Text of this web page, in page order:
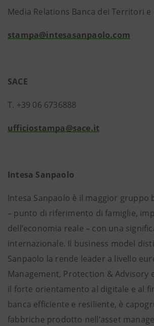
Media Relations Banca dei Territori e
stampa@intesasanpaolo.com
SACE
T. +39 06 6736888
ufficiostampa@sace.it
Intesa Sanpaolo
Intesa Sanpaolo è il maggior gruppo
– punto di riferimento di famiglie,
dell’economia reale – con una
internazionale. Il business model
Sanpaolo la rende leader a livello
Management, Protection & Advisory
il forte orientamento al digitale e al
banca efficiente e resiliente, è
fabbriche prodotto nell’asset